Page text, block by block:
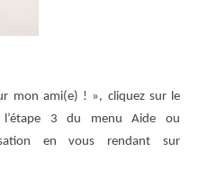
mon ami(e) ! », cliquez sur le
l’étape 3 du menu Aide ou
en vous rendant sur